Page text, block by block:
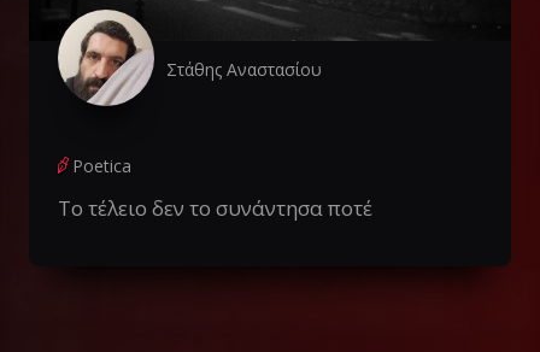
Στάθης Αναστασίου
Poetica
Το τέλειο δεν το συνάντησα ποτέ